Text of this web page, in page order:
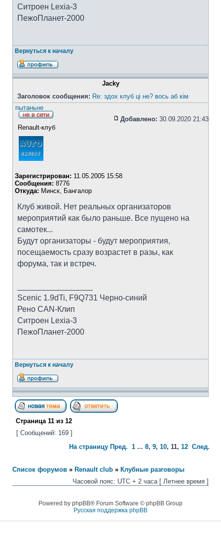
Ситроен Lexia-3
ПежоПланет-2000
Вернуться к началу
Jacky
Заголовок сообщения: Re: здох клуб ці не? вось аб кім
пытаньне
Добавлено: 30.09.2020 21:43
Renault-клуб
Зарегистрирован: 11.05.2005 15:58
Сообщения: 8776
Откуда: Минск, Бангалор
Клуб живой. Нет реальных организаторов
мероприятий как было раньше. Все пущено на
самотек...
Будут организаторы - будут мероприятия,
посещаемость сразу возрастет в разы, как
форума, так и встреч.
Scenic 1.9dTi, F9Q731 Черно-синий
Рено CAN-Клип
Ситроен Lexia-3
ПежоПланет-2000
Вернуться к началу
Страница 11 из 12
[ Сообщений: 169 ]
На страницу Пред. 1 ... 8, 9, 10, 11, 12 След.
Список форумов » Renault club » Клубные разговоры
Часовой пояс: UTC + 2 часа [ Летнее время ]
Powered by phpBB® Forum Software © phpBB Group
Русская поддержка phpBB